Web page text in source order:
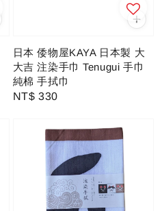
日本 倭物屋KAYA 日本製 大
大吉 注染手巾 Tenugui 手巾
純棉 手拭巾
Regular
NT$ 330